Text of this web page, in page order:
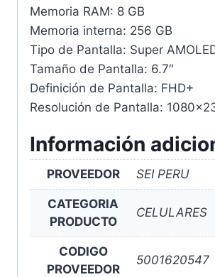
Memoria RAM: 8 GB
Memoria interna: 256 GB
Tipo de Pantalla: Super
Tamaño de Pantalla: 6.7″
Definición de Pantalla: FHD+
Resolución de Pantalla:
Información
PROVEEDOR SEI PERU
CATEGORIA
PRODUCTO
CELULARES
CODIGO
PROVEEDOR
5001620547